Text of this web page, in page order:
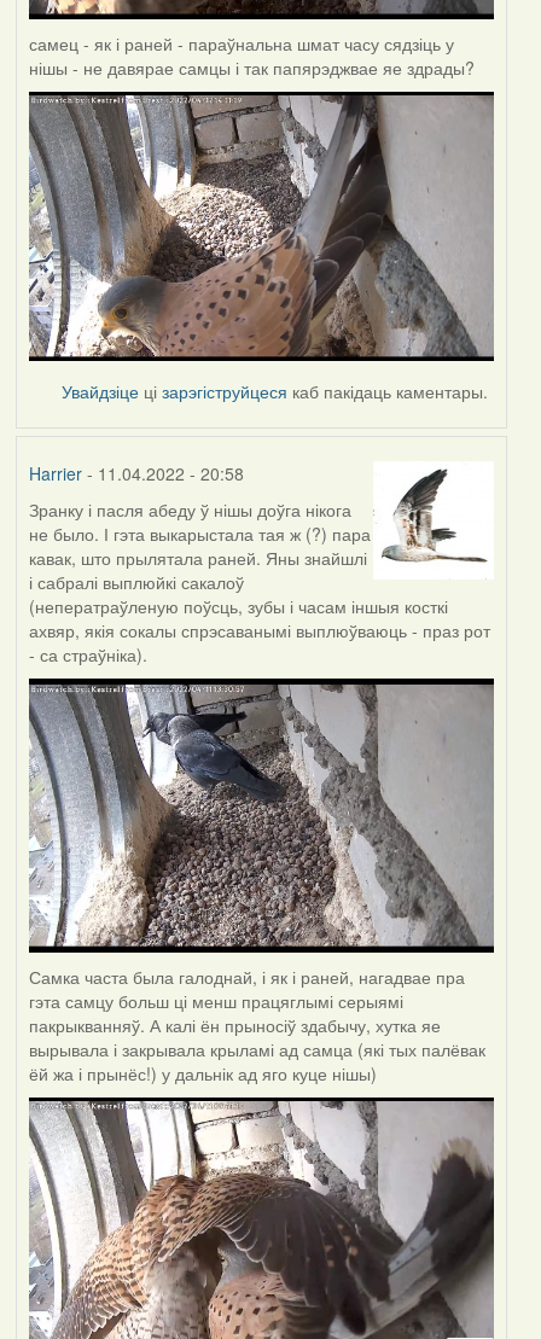
самец - як і раней - параўнальна шмат часу сядзіць у
нішы - не давярае самцы і так папярэджвае яе здрады?
Увайдзіце цізарэгіструйцеся каб пакідаць каментары.
Harrier- 11.04.2022 - 20:58
Зранку і пасля абеду ў нішы доўга нікога
не было. І гэта выкарыстала тая ж (?) пара
кавак, што прылятала раней. Яны знайшлі
і сабралі выплюйкі сакалоў
(неператраўленую поўсць, зубы і часам іншыя косткі
ахвяр, якія сокалы спрэсаванымі выплюўваюць - праз рот
- са страўніка).
Самка часта была галоднай, і як і раней, нагадвае пра
гэта самцу больш ці менш працяглымі серыямі
пакрыкванняў. А калі ён прыносіў здабычу, хутка яе
вырывала і закрывала крыламі ад самца (які тых палёвак
ёй жа і прынёс!) у дальнік ад яго куце нішы)